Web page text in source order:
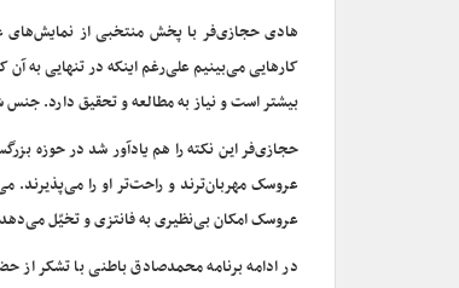
هادی حجازی‌فر با پخش منتخبی از نمایش‌های
کارهایی می‌بینیم علی‌رغم اینکه در تنهایی به
بیشتر است و نیاز به مطالعه و تحقیق دارد. جنس
حجازی‌فر این نکته را هم یادآور شد در حوزه
عروسک مهربان‌ترند و راحت‌تر او را می‌پذیرند.
عروسک امکان بی‌نظیری به فانتزی و تخیّل
در ادامه برنامه محمدصادق باطنی با تشکر